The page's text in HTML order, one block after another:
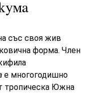
със своя жив
форма. Член
е многогодишно
тропическа Южна